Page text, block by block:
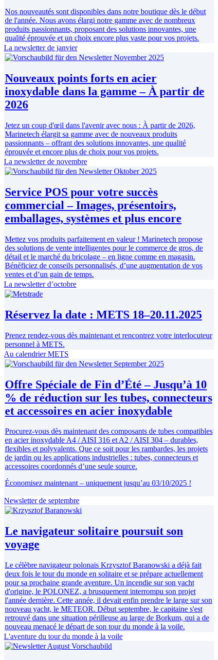
Nos nouveautés sont disponibles dans notre boutique dès le début
de l'année. Nous avons élargi notre gamme avec de nombreux
produits passionnants, proposant des solutions innovantes, une
qualité éprouvée et un choix encore plus vaste pour vos projets.
La newsletter de janvier
Nouveaux points forts en acier
inoxydable dans la gamme – À partir de
2026
Jetez un coup d'œil dans l'avenir avec nous : À partir de 2026,
Marinetech élargit sa gamme avec de nouveaux produits
passionnants – offrant des solutions innovantes, une qualité
éprouvée et encore plus de choix pour vos projets.
La newsletter de novembre
Service POS pour votre succès
commercial – Images, présentoirs,
emballages, systèmes et plus encore
Mettez vos produits parfaitement en valeur ! Marinetech propose
des solutions de vente intelligentes pour le commerce de gros, de
détail et le marché du bricolage – en ligne comme en magasin.
Bénéficiez de conseils personnalisés, d’une augmentation de vos
ventes et d’un gain de temps.
La newsletter d’octobre
Réservez la date : METS 18–20.11.2025
Prenez rendez-vous dès maintenant et rencontrez votre interlocuteur
personnel à METS.
Au calendrier METS
Offre Spéciale de Fin d’Été – Jusqu’à 10
% de réduction sur les tubes, connecteurs
et accessoires en acier inoxydable
Procurez-vous dès maintenant des composants de tubes compatibles
en acier inoxydable A4 / AISI 316 et A2 / AISI 304 – durables,
flexibles et polyvalents. Que ce soit pour les rambardes, les projets
de jardin ou les applications industrielles : tubes, connecteurs et
accessoires coordonnés d’une seule source.
Économisez maintenant – uniquement jusqu’au 03/10/2025 !
Newsletter de septembre
Le navigateur solitaire poursuit son
voyage
Le célèbre navigateur polonais Krzysztof Baranowski a déjà fait
deux fois le tour du monde en solitaire et se prépare actuellement
pour sa prochaine grande aventure. Un incendie sur son yacht
d'origine, le POLONEZ, a brusquement interrompu son projet
l'année dernière. Cette année, il devait enfin prendre le large sur son
nouveau yacht, le METEOR. Début septembre, le capitaine s'est
retrouvé dans une situation périlleuse au large de Borkum, qui a de
nouveau menacé le départ de son tour du monde à la voile.
L'aventure du tour du monde à la voile